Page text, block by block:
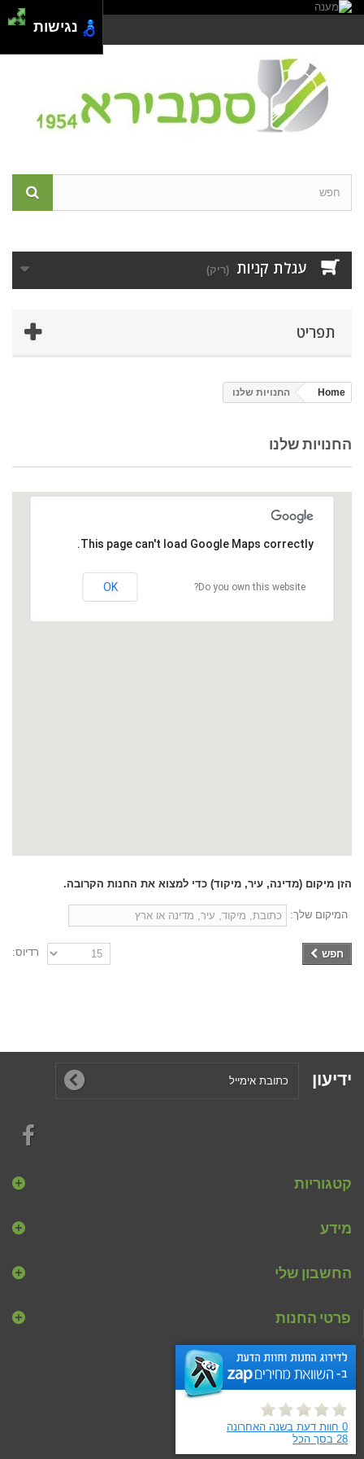
התחבר צור קשר
עגלת קניות (ריק)
תפריט
Home החנויות שלנו
החנויות שלנו
This page can't load Google Maps correctly.
Do you own this website?
OK
הזן מיקום (מדינה, עיר, מיקוד) כדי למצוא את החנות הקרובה.
המיקום שלך:
רדיוס: חפש
ידיעון
קטגוריות
מידע
החשבון שלי
פרטי החנות
נגישות